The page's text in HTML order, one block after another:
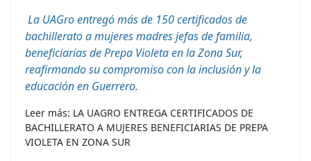
La UAGro entregó más de 150 certificados de
bachillerato a mujeres madres jefas de familia,
beneficiarias de Prepa Violeta en la Zona Sur,
reafirmando su compromiso con la inclusión y la
educación en Guerrero.
Leer más: LA UAGRO ENTREGA CERTIFICADOS DE
BACHILLERATO A MUJERES BENEFICIARIAS DE PREPA
VIOLETA EN ZONA SUR